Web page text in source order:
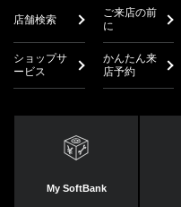
店舗検索
ご来店の前
に
ショップサ
ービス
かんたん来
店予約
My SoftBank